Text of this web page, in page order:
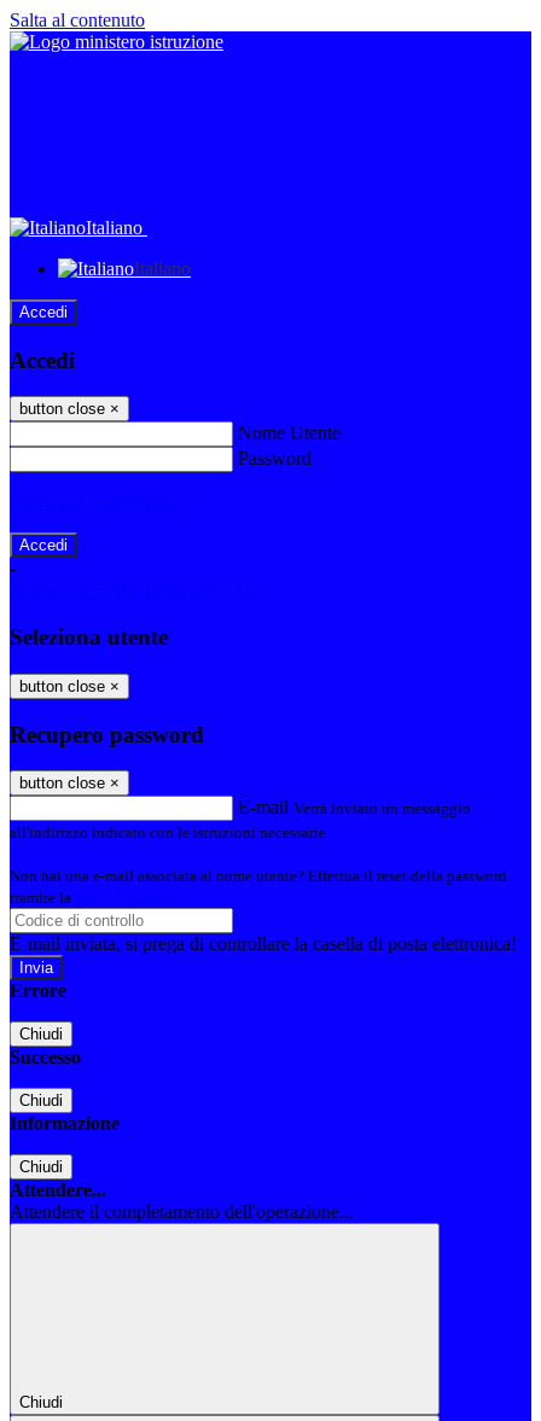
Salta al contenuto
Italiano
Italiano
Accedi
Accedi
button close ×
Nome Utente
Password
-
Seleziona utente
button close ×
Recupero password
button close ×
E-mail Verrà inviato un messaggio
all'indirizzo indicato con le istruzioni necessarie.
Non hai una e-mail associata al nome utente? Effettua il reset della password
tramite la
E-mail inviata, si prega di controllare la casella di posta elettronica!
Errore
Chiudi
Successo
Chiudi
Informazione
Chiudi
Attendere...
Attendere il completamento dell'operazione...
Chiudi